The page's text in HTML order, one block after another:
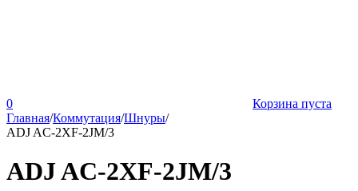
0
Корзина пуста
Главная/Коммутация/Шнуры/
ADJ AC-2XF-2JM/3
ADJ AC-2XF-2JM/3